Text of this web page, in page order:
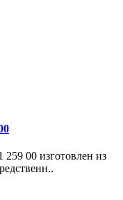
00 изготовлен из